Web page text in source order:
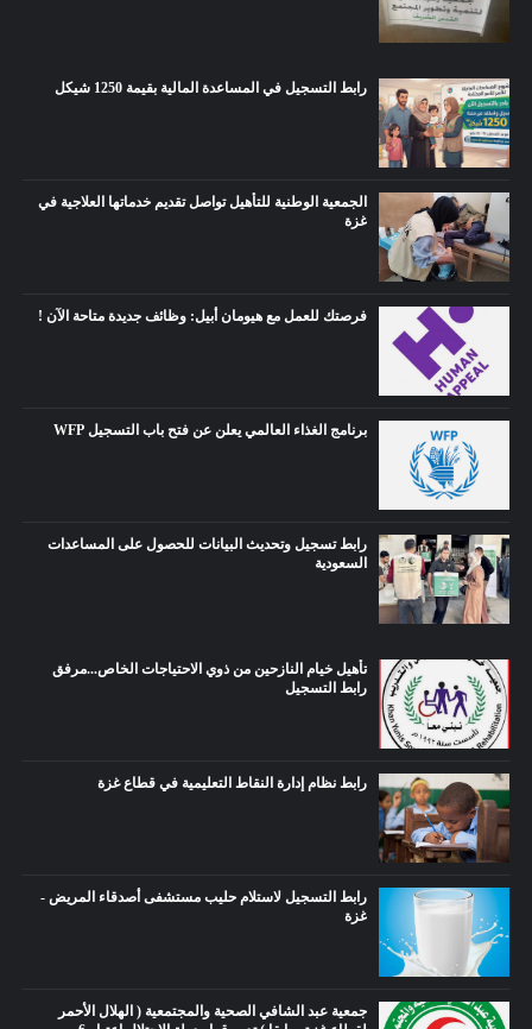
رابط التسجيل في المساعدة المالية بقيمة 1250 شيكل
الجمعية الوطنية للتأهيل تواصل تقديم خدماتها العلاجية في
غزة
فرصتك للعمل مع هيومان أبيل: وظائف جديدة متاحة الآن !
برنامج الغذاء العالمي يعلن عن فتح باب التسجيل WFP
رابط تسجيل وتحديث البيانات للحصول على المساعدات
السعودية
تأهيل خيام النازحين من ذوي الاحتياجات الخاص...مرفق
رابط التسجيل
رابط نظام إدارة النقاط التعليمية في قطاع غزة
رابط التسجيل لاستلام حليب مستشفى أصدقاء المريض -
غزة
جمعية عبد الشافي الصحية والمجتمعية ( الهلال الأحمر